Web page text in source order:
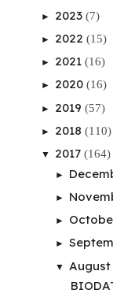
► 2023 (7)
► 2022 (15)
► 2021 (16)
► 2020 (16)
► 2019 (57)
► 2018 (110)
▼ 2017 (164)
►
►
►
►
▼ August